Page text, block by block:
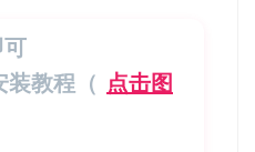
装教程（ 点击图